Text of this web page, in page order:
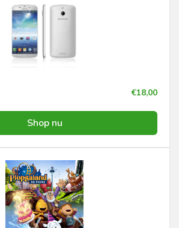
€18,00
Shop nu